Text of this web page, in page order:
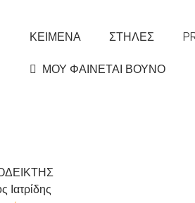
ΚΕΙΜΕΝΑ ΣΤΗΛΕΣ
ΜΟΥ ΦΑΙΝΕΤΑΙ ΒΟΥΝΟ
Ιατρίδης